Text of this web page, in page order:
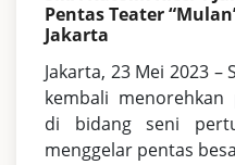
Pentas Teater
Jakarta
Jakarta, 23 Mei 2023 –
kembali menorehkan
di bidang seni
menggelar pentas